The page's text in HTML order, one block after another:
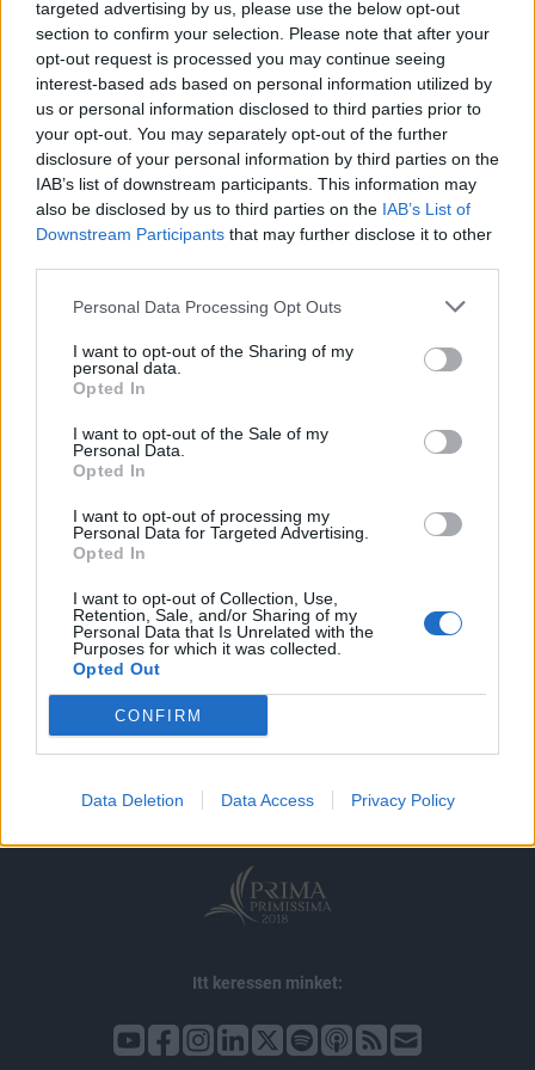
targeted advertising by us, please use the below opt-out
section to confirm your selection. Please note that after your
opt-out request is processed you may continue seeing
interest-based ads based on personal information utilized by
us or personal information disclosed to third parties prior to
your opt-out. You may separately opt-out of the further
disclosure of your personal information by third parties on the
IAB’s list of downstream participants. This information may
also be disclosed by us to third parties on the IAB’s List of
Downstream Participants that may further disclose it to other
Personal Data Processing Opt Outs
I want to opt-out of the Sharing of my
personal data.
Opted In
I want to opt-out of the Sale of my
Personal Data.
Opted In
I want to opt-out of processing my
Personal Data for Targeted Advertising.
Opted In
I want to opt-out of Collection, Use,
Retention, Sale, and/or Sharing of my
Personal Data that Is Unrelated with the
Purposes for which it was collected.
Opted Out
CONFIRM
Data Deletion Data Access Privacy Policy
reprezentatív felmérés szerint a magyar lakosság kicsivel
több mint fele (54 százalék)...
KEDVES OLVASÓNK!
A keresett cikk a portfolio.hu hírarchívumához
tartozik, melynek olvasása előfizetéses
regisztrációhoz kötött.
Az előfizetés a következőket tartalmazza:
Portfolio.hu teljes cikkarchívum
kötéslistái
MÁR ELŐFIZETŐNK VAGY? BEJELENTKEZÉS
© 2026 Portfolio
impresszum
jogi nyilatkozat
kommentkezelés
ÁSZF
Itt keressen minket: